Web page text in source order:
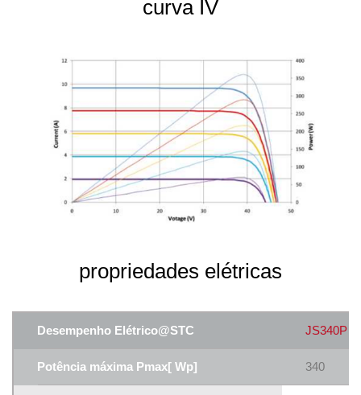
curva IV
propriedades elétricas
Desempenho Elétrico@STC JS340P
Potência máxima Pmax[ Wp] 340